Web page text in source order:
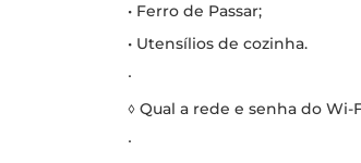
• Ferro de Passar;
• Utensílios de cozinha.
∙
◊ Qual a rede e senha do Wi-
∙